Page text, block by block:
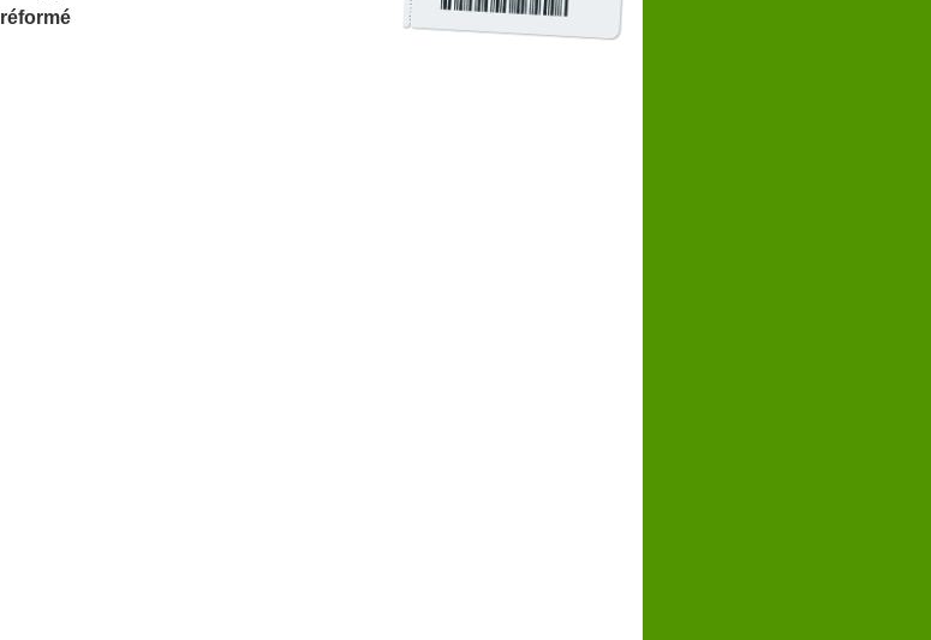
réformé